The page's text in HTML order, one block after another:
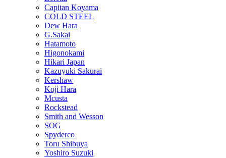
Capitan Koyama
COLD STEEL
Dew Hara
G.Sakai
Hatamoto
Higonokami
Hikari Japan
Kazuyuki Sakurai
Kershaw
Koji Hara
Mcusta
Rockstead
Smith and Wesson
SOG
Spyderco
Toru Shibuya
Yoshiro Suzuki